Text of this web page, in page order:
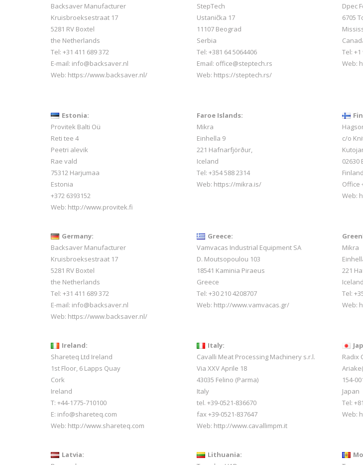
Backsaver Manufacturer
Kruisbroeksestraat 17
5281 RV Boxtel
the Netherlands
Tel: +31 411 689 372
E-mail: info@backsaver.nl
Web: https://www.backsaver.nl/
StepTech
Ustanička 17
11107 Beograd
Serbia
Tel: +381 64 5064406
Email: office@steptech.rs
Web: https://steptech.rs/
Dpec
6705
Tel: +1
Web:
Estonia:
Provitek Balti Oü
Reti tee 4
Peetri alevik
Rae vald
75312 Harjumaa
Estonia
+372 6393152
Web: http://www.provitek.fi
Faroe Islands:
Mikra
Einhella 9
221 Hafnarfjörður,
Iceland
Tel: +354 588 2314
Web: https://mikra.is/
c/o
02630
Finland
Office
Web:
Germany:
Backsaver Manufacturer
Kruisbroeksestraat 17
5281 RV Boxtel
the Netherlands
Tel: +31 411 689 372
E-mail: info@backsaver.nl
Web: https://www.backsaver.nl/
Greece:
Vamvacas Industrial Equipment SA
D. Moutsopoulou 103
18541 Kaminia Piraeus
Greece
Tel: +30 210 4208707
Web: http://www.vamvacas.gr/
Mikra
221
Iceland
Tel:
Web:
Ireland:
Shareteq Ltd Ireland
1st Floor, 6 Lapps Quay
Cork
Ireland
T: +44-1775-710100
E: info@shareteq.com
Web: http://www.shareteq.com
Italy:
Cavalli Meat Processing Machinery s.r.l.
Via XXV Aprile 18
43035 Felino (Parma)
Italy
tel. +39-0521-836670
fax +39-0521-837647
Web: http://www.cavallimpm.it
Radix
154-
Japan
Tel:
Web:
Latvia:
Lithuania: